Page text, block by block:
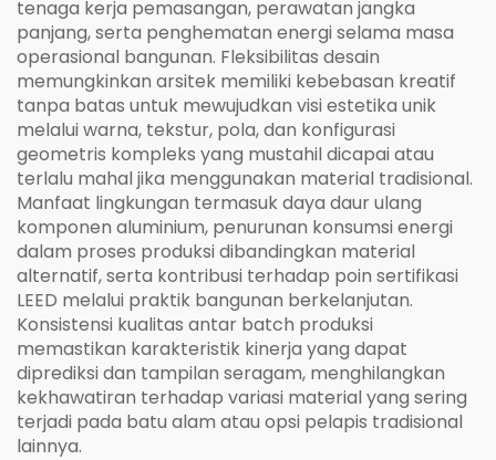
tenaga kerja pemasangan, perawatan jangka
panjang, serta penghematan energi selama masa
operasional bangunan. Fleksibilitas desain
memungkinkan arsitek memiliki kebebasan kreatif
tanpa batas untuk mewujudkan visi estetika unik
melalui warna, tekstur, pola, dan konfigurasi
geometris kompleks yang mustahil dicapai atau
terlalu mahal jika menggunakan material tradisional.
Manfaat lingkungan termasuk daya daur ulang
komponen aluminium, penurunan konsumsi energi
dalam proses produksi dibandingkan material
alternatif, serta kontribusi terhadap poin sertifikasi
LEED melalui praktik bangunan berkelanjutan.
Konsistensi kualitas antar batch produksi
memastikan karakteristik kinerja yang dapat
diprediksi dan tampilan seragam, menghilangkan
kekhawatiran terhadap variasi material yang sering
terjadi pada batu alam atau opsi pelapis tradisional
lainnya.